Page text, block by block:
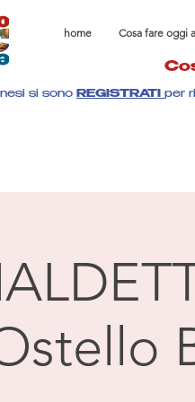
home Cosa fare oggi
si sono REGISTRATI per